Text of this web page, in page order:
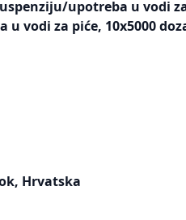
upotreba u vodi
vodi za piće, 10x5000
Hrvatska